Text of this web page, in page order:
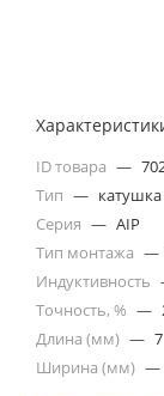
ID товара —
Тип —
Серия — AIP
Тип монтажа —
Индуктивность
Точность, % —
Длина (мм) — 7
Ширина (мм) —